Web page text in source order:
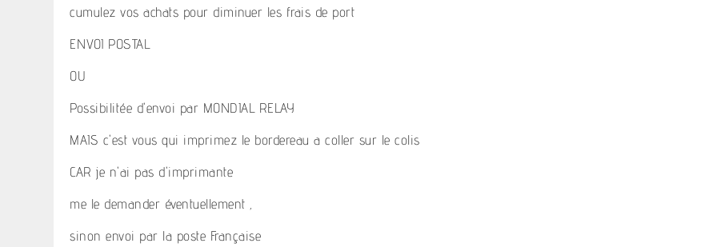
cumulez vos achats pour diminuer les frais de port
ENVOI POSTAL
OU
Possibilitée d'envoi par MONDIAL RELAY
MAIS c'est vous qui imprimez le bordereau a coller sur le colis
CAR je n'ai pas d'imprimante
me le demander éventuellement ,
sinon envoi par la poste Française